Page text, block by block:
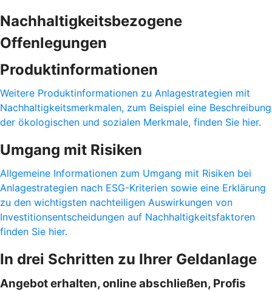
Nachhaltigkeitsbezogene
Offenlegungen
Produktinformationen
Weitere Produktinformationen zu Anlagestrategien mit
Nachhaltigkeitsmerkmalen, zum Beispiel eine Beschreibung
der ökologischen und sozialen Merkmale, finden Sie hier.
Umgang mit Risiken
Allgemeine Informationen zum Umgang mit Risiken bei
Anlagestrategien nach ESG-Kriterien sowie eine Erklärung
zu den wichtigsten nachteiligen Auswirkungen von
Investitionsentscheidungen auf Nachhaltigkeitsfaktoren
finden Sie hier.
In drei Schritten zu Ihrer Geldanlage
Angebot erhalten, online abschließen, Profis